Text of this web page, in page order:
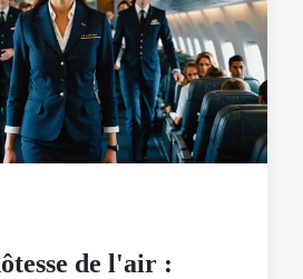
de l'air :